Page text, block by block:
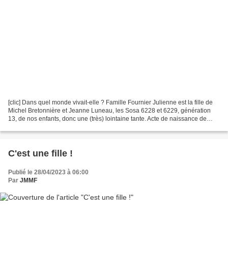
[clic] Dans quel monde vivait-elle ? Famille Fournier Julienne est la fille de
Michel Bretonnière et Jeanne Luneau, les Sosa 6228 et 6229, génération
13, de nos enfants, donc une (très) lointaine tante. Acte de naissance de
C'est une fille !
Publié le 28/04/2023 à 06:00
Par JMMF